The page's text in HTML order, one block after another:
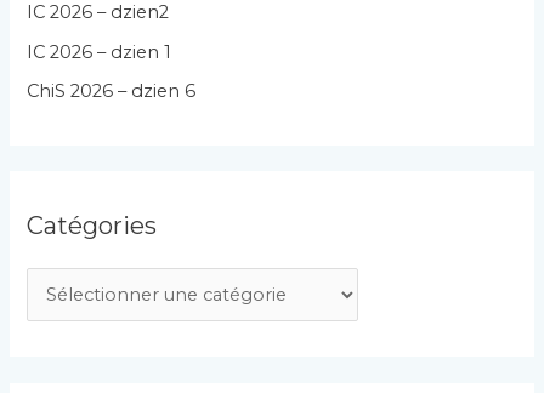
IC 2026 – dzien2
IC 2026 – dzien 1
ChiS 2026 – dzien 6
Catégories
a